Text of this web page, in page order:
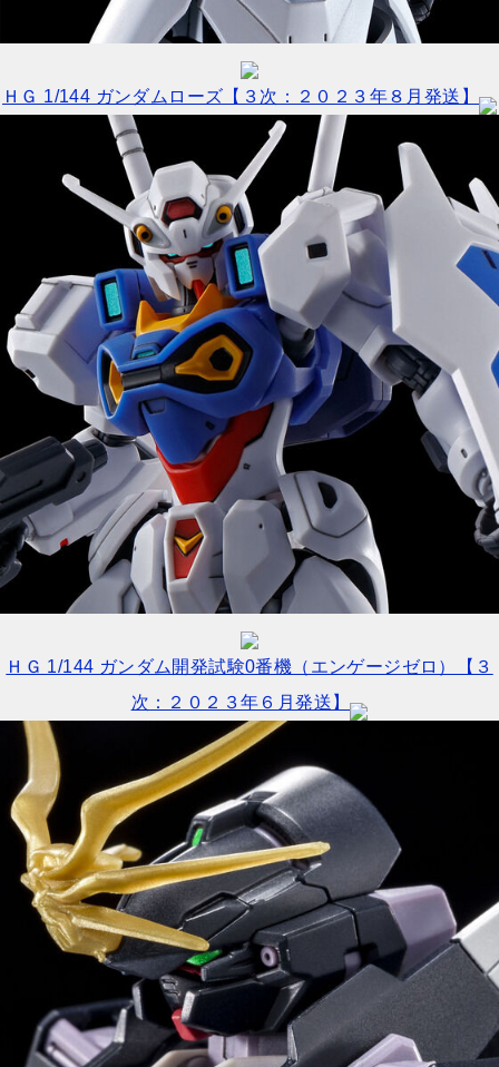
ＨＧ 1/144 ガンダムローズ【３次：２０２３年８月発送】
ＨＧ 1/144 ガンダム開発試験0番機（エンゲージゼロ）【３
次：２０２３年６月発送】